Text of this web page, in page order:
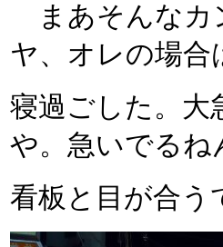
まあそんなカ
ヤ、オレの場
寝過ごした。大
や。急いでるね
看板と目が合う